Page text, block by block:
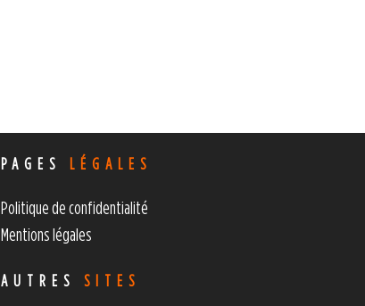
PAGES LÉGALES
Politique de confidentialité
Mentions légales
AUTRES SITES